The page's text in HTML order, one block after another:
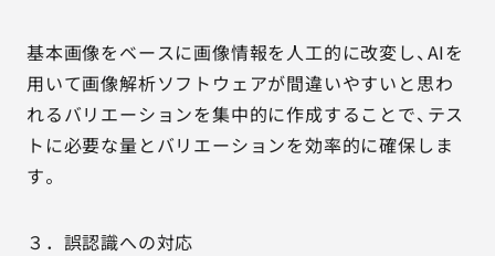
基本画像をベースに画像情報を人工的に改変し、AIを
用いて画像解析ソフトウェアが間違いやすいと思わ
れるバリエーションを集中的に作成することで、テス
トに必要な量とバリエーションを効率的に確保しま
す。
３．誤認識への対応